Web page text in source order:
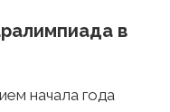
в
начала года